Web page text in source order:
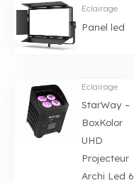
Eclairage
Panel led
Eclairage
StarWay –
BoxKolor
UHD
Projecteur
Archi Led 6